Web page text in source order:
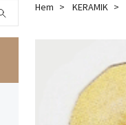
Hem KERAMIK